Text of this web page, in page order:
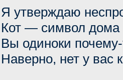
Я утверждаю
Кот — символ дома
Вы одиноки
Наверно, нет у вас